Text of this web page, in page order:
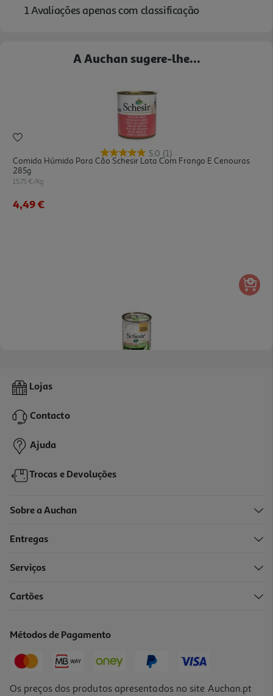
A Auchan sugere-lhe...
5.0 (1)
Comida Húmida Para Cão Schesir Lata Com Frango E Cenouras
285g
15.75 €/Kg
4,49 €
Comida Húmida Cão Schesir Bio Lata Frango 400g
5,69 €
Lojas
Contacto
Ajuda
Trocas e Devoluções
Sobre a Auchan
Entregas
Serviços
Cartões
Métodos de Pagamento
Os preços dos produtos apresentados no site Auchan.pt